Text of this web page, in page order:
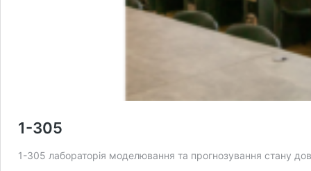
1-305
1-305 лабораторія моделювання та прогнозування стану